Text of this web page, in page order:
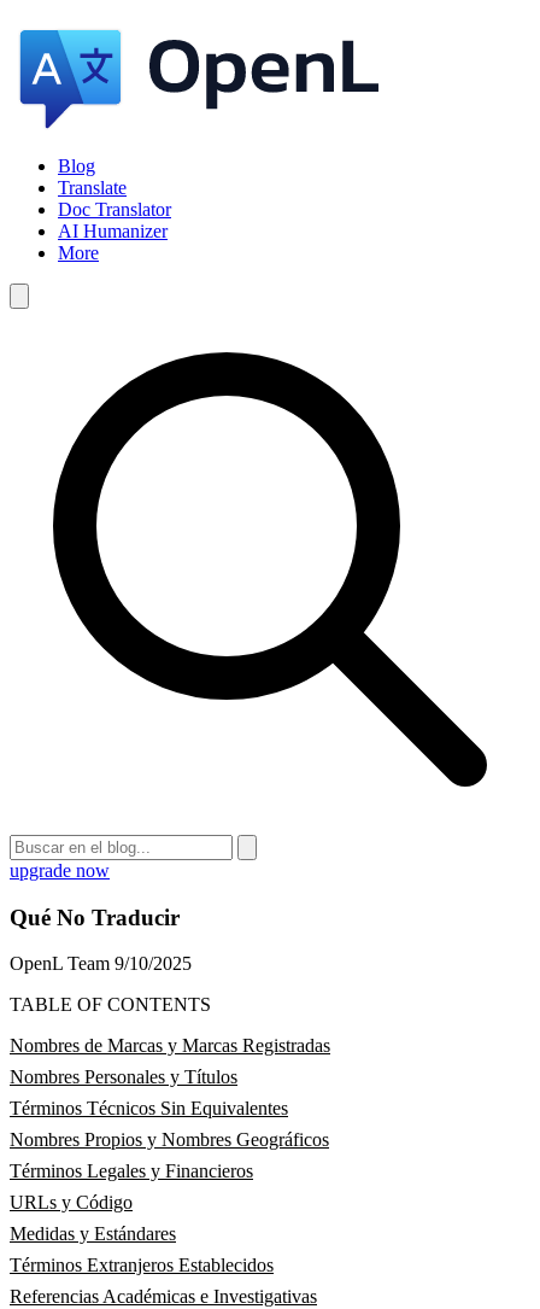
Blog
Translate
Doc Translator
AI Humanizer
More
upgrade now
Qué No Traducir
OpenL Team 9/10/2025
TABLE OF CONTENTS
Nombres de Marcas y Marcas Registradas
Nombres Personales y Títulos
Términos Técnicos Sin Equivalentes
Nombres Propios y Nombres Geográficos
Términos Legales y Financieros
URLs y Código
Medidas y Estándares
Términos Extranjeros Establecidos
Referencias Académicas e Investigativas